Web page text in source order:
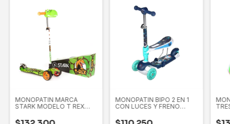
MONOPATIN MARCA
STARK MODELO T REX
MONOPATIN BIPO 2 EN 1
CON LUCES Y FRENO